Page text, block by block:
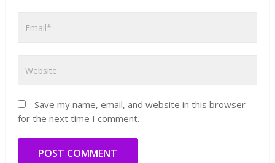
Save my name, email, and website in this browser
for the next time I comment.